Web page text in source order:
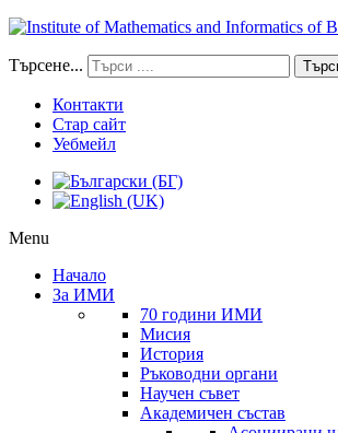
Търсене...
Контакти
Стар сайт
Уебмейл
Menu
Начало
За ИМИ
70 години ИМИ
Мисия
История
Ръководни органи
Научен съвет
Академичен състав